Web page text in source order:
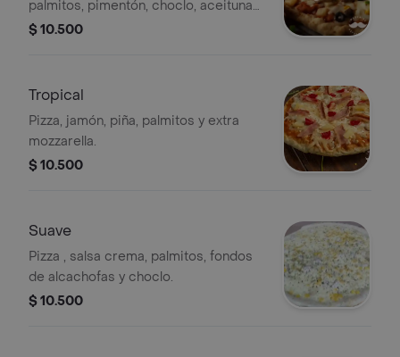
palmitos, pimentón, choclo, aceitunas
y cebolla.
$ 10.500
Tropical
Pizza, jamón, piña, palmitos y extra
mozzarella.
$ 10.500
Suave
Pizza , salsa crema, palmitos, fondos
de alcachofas y choclo.
$ 10.500